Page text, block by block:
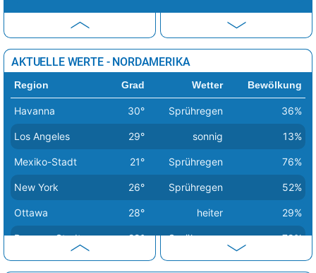
Schneeregen
Kopenhagen 10°
Lissabon heiter 12%
Ljubljana sonnig 7%
London wolkig 61%
Luxemburg heiter 15%
Madrid sonnig 3%
Minsk
leichte Schnee /
69%
Regen
AKTUELLE WERTE - NORDAMERIKA
Region Grad Wetter Bewölkung
Havanna 30° Sprühregen 36%
Los Angeles 29° sonnig 13%
Mexiko-Stadt 21° Sprühregen 76%
New York 26° Sprühregen 52%
Ottawa 28° heiter 29%
Panama-Stadt 29° Sprühregen 79%
San José 26° Sprühregen 80%